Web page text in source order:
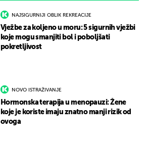
NAJSIGURNIJI OBLIK REKREACIJE
Vježbe za koljeno u moru: 5 sigurnih vježbi
koje mogu smanjiti bol i poboljšati
pokretljivost
NOVO ISTRAŽIVANJE
Hormonska terapija u menopauzi: Žene
koje je koriste imaju znatno manji rizik od
ovoga